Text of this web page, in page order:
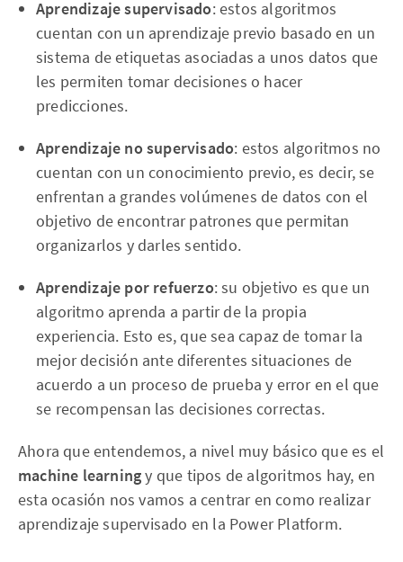
Aprendizaje supervisado: estos algoritmos
cuentan con un aprendizaje previo basado en un
sistema de etiquetas asociadas a unos datos que
les permiten tomar decisiones o hacer
predicciones.
Aprendizaje no supervisado: estos algoritmos no
cuentan con un conocimiento previo, es decir, se
enfrentan a grandes volúmenes de datos con el
objetivo de encontrar patrones que permitan
organizarlos y darles sentido.
Aprendizaje por refuerzo: su objetivo es que un
algoritmo aprenda a partir de la propia
experiencia. Esto es, que sea capaz de tomar la
mejor decisión ante diferentes situaciones de
acuerdo a un proceso de prueba y error en el que
se recompensan las decisiones correctas.
Ahora que entendemos, a nivel muy básico que es el
machine learningy que tipos de algoritmos hay, en
esta ocasión nos vamos a centrar en como realizar
aprendizaje supervisado en la Power Platform.